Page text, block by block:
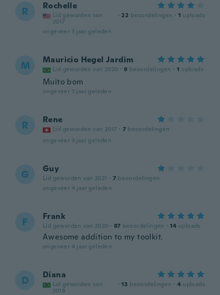
R Rochelle
Lid geworden van
2017
· 22 beoordelingen · 1 uploads
ongeveer 3 jaar geleden
M Mauricio Hegel Jardim
Lid geworden van 2020 · 9 beoordelingen · 1 uploads
Muito bom
ongeveer 3 jaar geleden
R Rene
Lid geworden van 2017 · 7 beoordelingen
ongeveer 3 jaar geleden
G Guy
Lid geworden van 2021 · 7 beoordelingen
ongeveer 4 jaar geleden
F Frank
Lid geworden van 2020 · 87 beoordelingen · 14 uploads
Awesome addition to my toolkit.
ongeveer 4 jaar geleden
D Diana
Lid geworden van
2018
· 13 beoordelingen · 4 uploads